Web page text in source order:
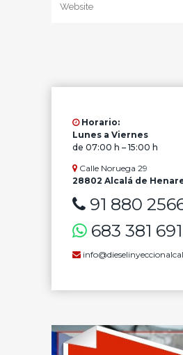
Horario:
Lunes a Viernes
de 07:00 h – 15:00 h
Calle Noruega 29
28802 Alcalá de
91 880
683 381 691